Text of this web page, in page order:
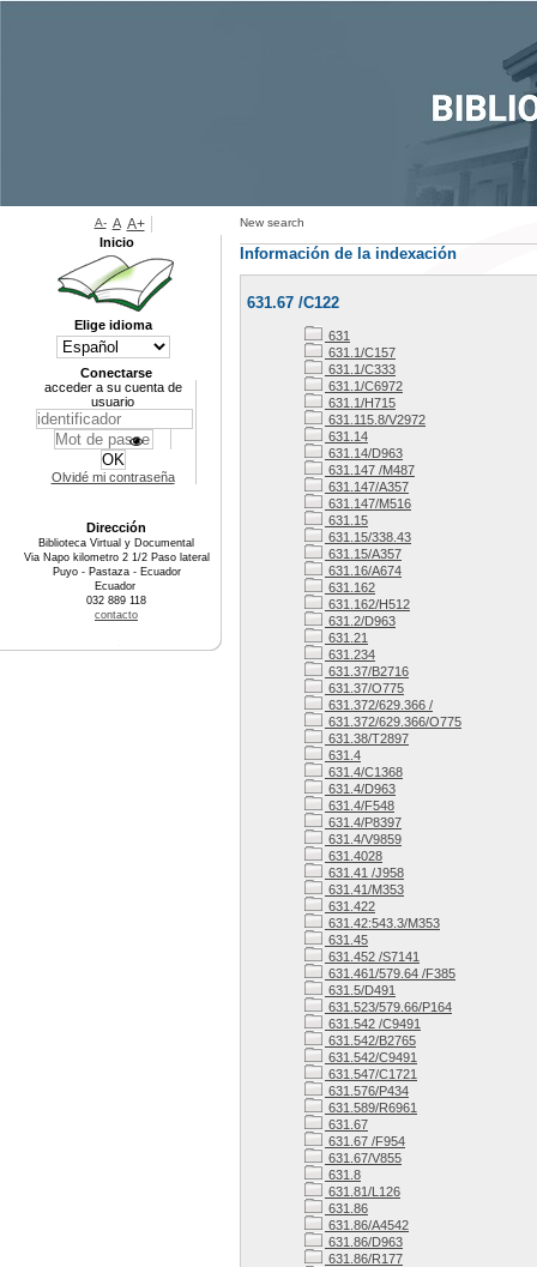
New search
Información de la indexación
631.67 /C122
631
631.1/C157
631.1/C333
631.1/C6972
631.1/H715
631.115.8/V2972
631.14
631.14/D963
631.147 /M487
631.147/A357
631.147/M516
631.15
631.15/338.43
631.15/A357
631.16/A674
631.162
631.162/H512
631.2/D963
631.21
631.234
631.37/B2716
631.37/O775
631.372/629.366 /
631.372/629.366/O775
631.38/T2897
631.4
631.4/C1368
631.4/D963
631.4/F548
631.4/P8397
631.4/V9859
631.4028
631.41 /J958
631.41/M353
631.422
631.42:543.3/M353
631.45
631.452 /S7141
631.461/579.64 /F385
631.5/D491
631.523/579.66/P164
631.542 /C9491
631.542/B2765
631.542/C9491
631.547/C1721
631.576/P434
631.589/R6961
631.67
631.67 /F954
631.67/V855
631.8
631.81/L126
631.86
631.86/A4542
631.86/D963
631.86/R177
A- A A+
Inicio
Elige idioma
Conectarse
acceder a su cuenta de
usuario
Olvidé mi contraseña
Dirección
Biblioteca Virtual y Documental
Via Napo kilometro 2 1/2 Paso lateral
Puyo - Pastaza - Ecuador
Ecuador
032 889 118
contacto